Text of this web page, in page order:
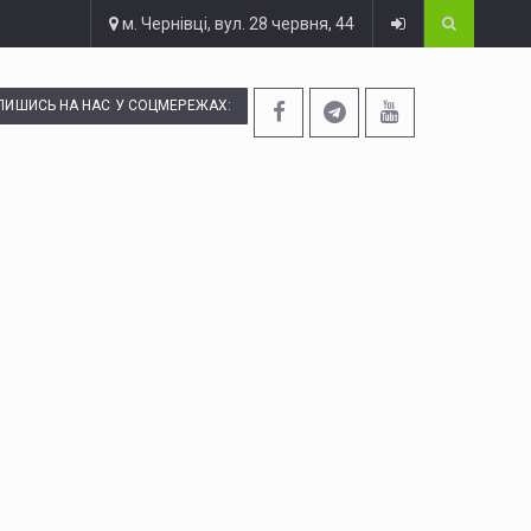
м. Чернівці, вул. 28 червня, 44
НА НАС У СОЦМЕРЕЖАХ: